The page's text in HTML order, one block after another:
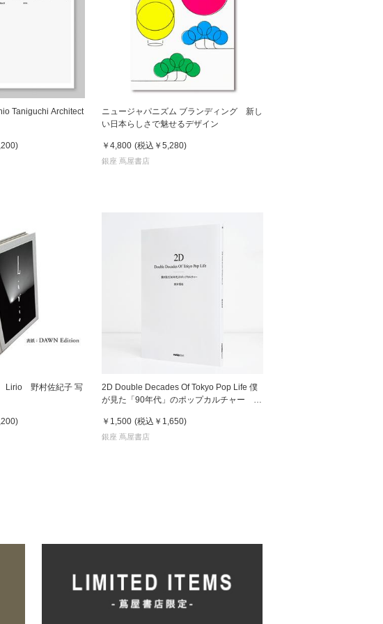
Taniguchi Architect
)
ニュージャパニズム ブランディング 新し
い日本らしさで魅せるデザイン
￥4,800 (税込 ￥5,280)
銀座 蔦屋書店
Lirio 野村佐紀子 写
)
2D Double Decades Of Tokyo Pop Life 僕
が見た「90年代」のポップカルチャー 鈴
￥1,500 (税込 ￥1,650)
銀座 蔦屋書店